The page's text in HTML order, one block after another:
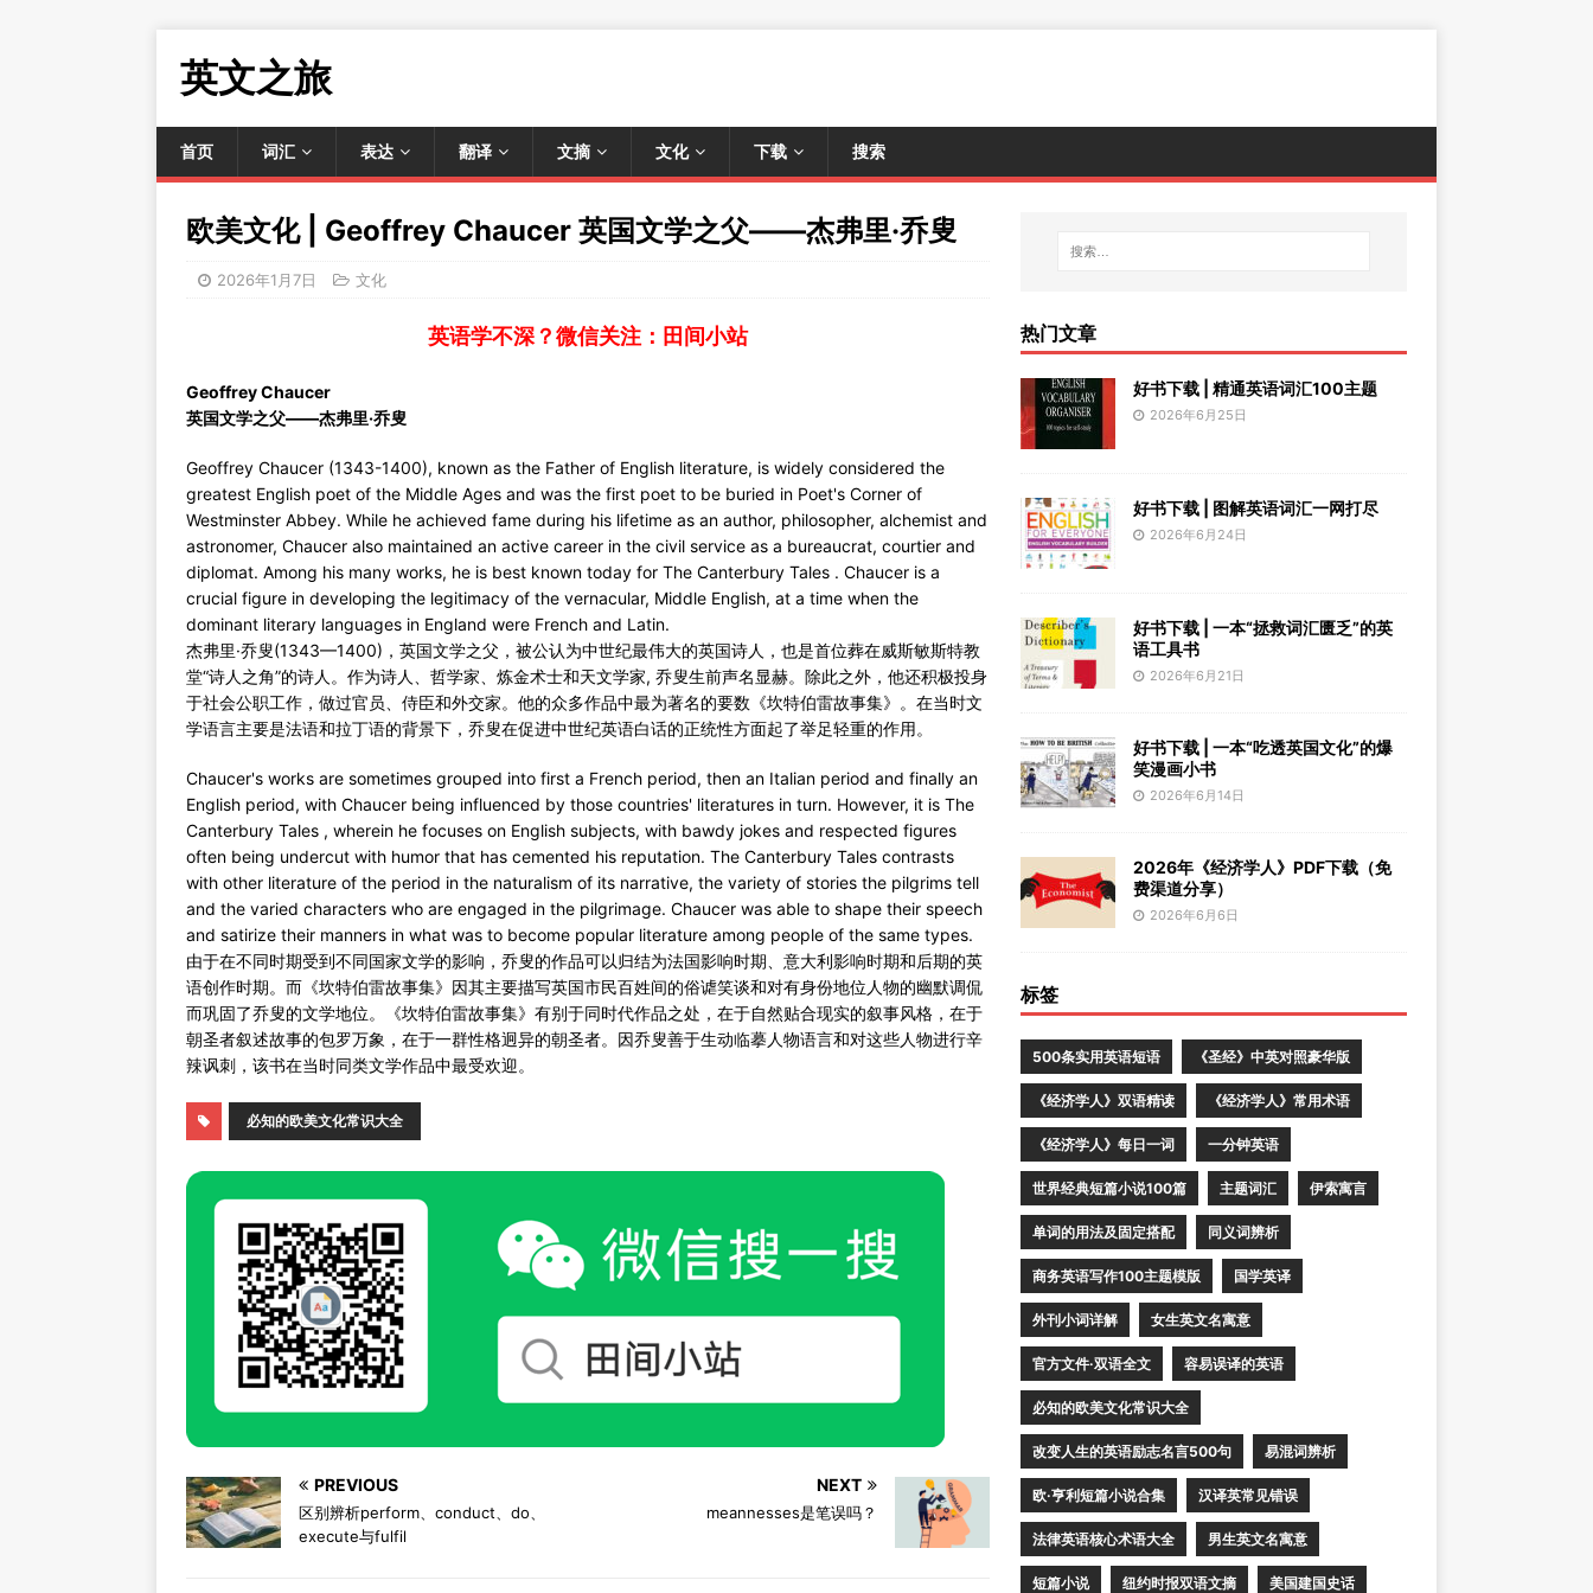
英文之旅
首页 词汇 表达 翻译 文摘 文化 下载 搜索
欧美文化 | Geoffrey Chaucer 英国文学之父——杰弗里·乔叟
2026年1月7日 文化
英语学不深？微信关注：田间小站
Geoffrey Chaucer
英国文学之父——杰弗里·乔叟
Geoffrey Chaucer (1343-1400), known as the Father of English literature, is widely considered the
greatest English poet of the Middle Ages and was the first poet to be buried in Poet's Corner of
Westminster Abbey. While he achieved fame during his lifetime as an author, philosopher, alchemist and
astronomer, Chaucer also maintained an active career in the civil service as a bureaucrat, courtier and
diplomat. Among his many works, he is best known today for The Canterbury Tales . Chaucer is a
crucial figure in developing the legitimacy of the vernacular, Middle English, at a time when the
dominant literary languages in England were French and Latin.
杰弗里·乔叟(1343—1400)，英国文学之父，被公认为中世纪最伟大的英国诗人，也是首位葬在威斯敏斯特教
堂“诗人之角”的诗人。作为诗人、哲学家、炼金术士和天文学家, 乔叟生前声名显赫。除此之外，他还积极投身
于社会公职工作，做过官员、侍臣和外交家。他的众多作品中最为著名的要数《坎特伯雷故事集》。在当时文
学语言主要是法语和拉丁语的背景下，乔叟在促进中世纪英语白话的正统性方面起了举足轻重的作用。
Chaucer's works are sometimes grouped into first a French period, then an Italian period and finally an
English period, with Chaucer being influenced by those countries' literatures in turn. However, it is The
Canterbury Tales , wherein he focuses on English subjects, with bawdy jokes and respected figures
often being undercut with humor that has cemented his reputation. The Canterbury Tales contrasts
with other literature of the period in the naturalism of its narrative, the variety of stories the pilgrims tell
and the varied characters who are engaged in the pilgrimage. Chaucer was able to shape their speech
and satirize their manners in what was to become popular literature among people of the same types.
由于在不同时期受到不同国家文学的影响，乔叟的作品可以归结为法国影响时期、意大利影响时期和后期的英
语创作时期。而《坎特伯雷故事集》因其主要描写英国市民百姓间的俗谑笑谈和对有身份地位人物的幽默调侃
而巩固了乔叟的文学地位。《坎特伯雷故事集》有别于同时代作品之处，在于自然贴合现实的叙事风格，在于
朝圣者叙述故事的包罗万象，在于一群性格迥异的朝圣者。因乔叟善于生动临摹人物语言和对这些人物进行辛
辣讽刺，该书在当时同类文学作品中最受欢迎。
必知的欧美文化常识大全
PREVIOUS
区别辨析perform、conduct、do、
execute与fulfil
NEXT
meannesses是笔误吗？
热门文章
好书下载 | 精通英语词汇100主题
2026年6月25日
好书下载 | 图解英语词汇一网打尽
2026年6月24日
好书下载 | 一本“拯救词汇匮乏”的英
语工具书
2026年6月21日
好书下载 | 一本“吃透英国文化”的爆
笑漫画小书
2026年6月14日
2026年《经济学人》PDF下载（免
费渠道分享）
2026年6月6日
标签
500条实用英语短语 《圣经》中英对照豪华版
《经济学人》双语精读 《经济学人》常用术语
《经济学人》每日一词 一分钟英语
世界经典短篇小说100篇 主题词汇 伊索寓言
单词的用法及固定搭配 同义词辨析
商务英语写作100主题模版 国学英译
外刊小词详解 女生英文名寓意
官方文件·双语全文 容易误译的英语
必知的欧美文化常识大全
改变人生的英语励志名言500句 易混词辨析
欧·亨利短篇小说合集 汉译英常见错误
法律英语核心术语大全 男生英文名寓意
短篇小说 纽约时报双语文摘 美国建国史话